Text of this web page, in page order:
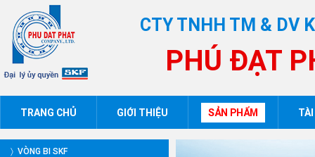
CTY TNHH TM & DV
PHÚ ĐẠT
TRANG CHỦ GIỚI THIỆU SẢN PHẨM
〉 VÒNG BI SKF